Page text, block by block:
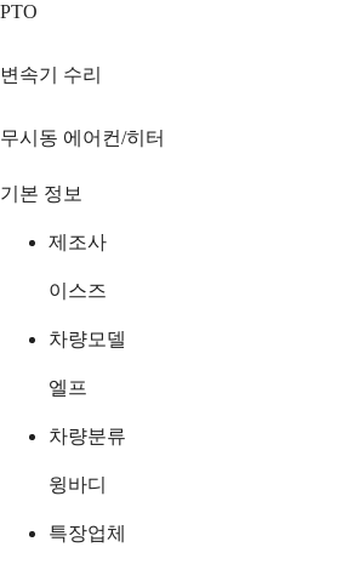
PTO
변속기 수리
무시동 에어컨/히터
기본 정보
제조사
이스즈
차량모델
엘프
차량분류
윙바디
특장업체